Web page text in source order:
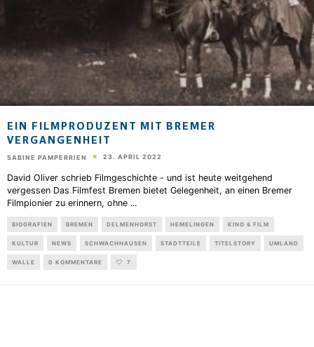
EIN FILMPRODUZENT MIT BREMER
VERGANGENHEIT
SABINE PAMPERRIEN 23. APRIL 2022
David Oliver schrieb Filmgeschichte - und ist heute weitgehend
vergessen Das Filmfest Bremen bietet Gelegenheit, an einen Bremer
Filmpionier zu erinnern, ohne ...
BIOGRAFIEN BREMEN DELMENHORST HEMELINGEN KINO & FILM
KULTUR NEWS SCHWACHHAUSEN STADTTEILE TITELSTORY UMLAND
WALLE 0 KOMMENTARE 7